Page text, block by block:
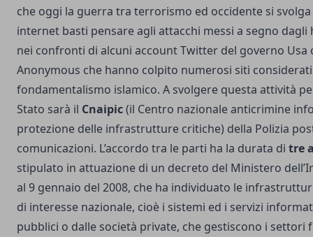
che oggi la guerra tra terrorismo ed occidente si
internet basti pensare agli attacchi messi a segno dagli
nei confronti di alcuni account Twitter del governo Usa
Anonymous che hanno colpito numerosi siti
fondamentalismo islamico. A svolgere questa attività
Stato sarà il Cnaipic(il Centro nazionale anticrimine
protezione delle infrastrutture critiche) della Polizia
comunicazioni. L’accordo tra le parti ha la durata di tre
stipulato in attuazione di un decreto del Ministero
al 9 gennaio del 2008, che ha individuato le
di interesse nazionale, cioè i sistemi ed i servizi
pubblici o dalle società private, che gestiscono i settori